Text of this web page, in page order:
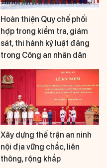
Hoàn thiện Quy chế phối
hợp trong kiểm tra, giám
sát, thi hành kỷ luật đảng
trong Công an nhân dân
Xây dựng thế trận an ninh
nội địa vững chắc, liên
thông, rộng khắp